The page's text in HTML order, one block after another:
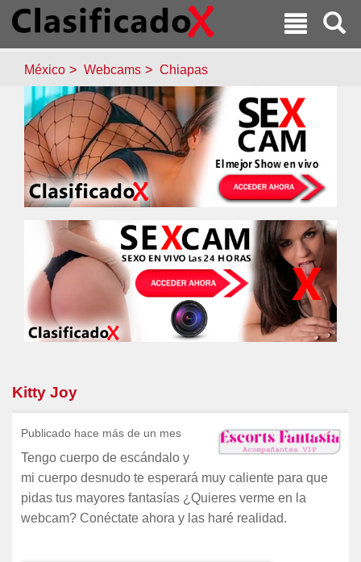
México Webcams Chiapas
Kitty Joy
Publicado hace más de un mes
Tengo cuerpo de escándalo y
mi cuerpo desnudo te esperará muy caliente para que
pidas tus mayores fantasías ¿Quieres verme en la
webcam? Conéctate ahora y las haré realidad.